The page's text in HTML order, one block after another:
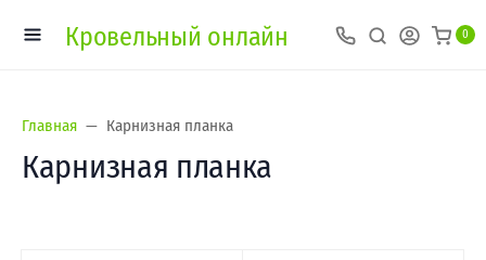
Кровельный онлайн 0
Главная Карнизная планка
Карнизная планка